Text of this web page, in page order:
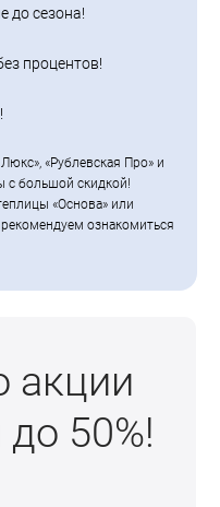
до сезона!
процентов!
«Рублевская Про» и
с большой скидкой!
«Основа» или
ознакомиться
акции
50%!